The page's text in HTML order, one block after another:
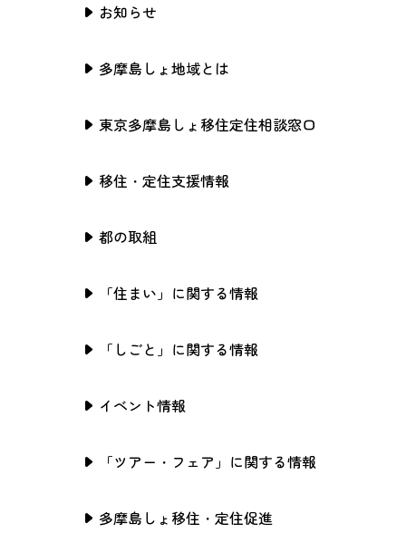
お知らせ
多摩島しょ地域とは
東京多摩島しょ移住定住相談窓口
移住・定住支援情報
都の取組
「住まい」に関する情報
「しごと」に関する情報
イベント情報
「ツアー・フェア」に関する情報
多摩島しょ移住・定住促進